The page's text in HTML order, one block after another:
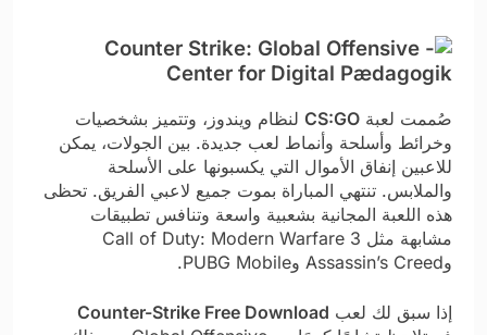
صُممت لعبة CS:GO لنظام ويندوز، وتتميز بشخصيات
وخرائط وأسلحة وأنماط لعب جديدة. بين الجولات، يمكن
للاعبين إنفاق الأموال التي يكسبونها على الأسلحة
والملابس. تنتهي المباراة بموت جميع لاعبي الفريق. تحظى
هذه اللعبة المجانية بشعبية واسعة وتنافس تطبيقات
مشابهة مثل Call of Duty: Modern Warfare 3
وAssassin’s Creed وPUBG Mobile.
إذا سبق لك لعب Counter-Strike Free Download